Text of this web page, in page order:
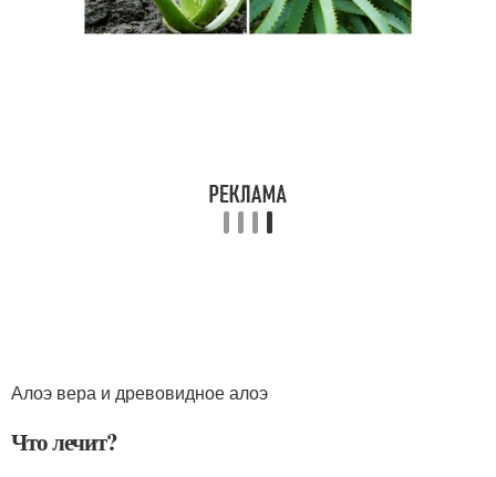
Алоэ вера и древовидное алоэ
Что лечит?